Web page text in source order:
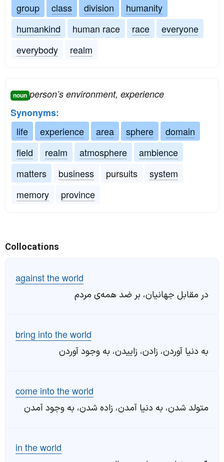
group
class division
humanity
humankind
human race race
everyone
everybody
realm
noun person’s environment, experience
Synonyms:
life
experience area sphere
domain
field
realm atmosphere
ambience
matters
business pursuits
system
memory
province
Collocations
against the world
در مقابل جهانیان، بر ضد همه‌ی مردم
bring into the world
به دنیا آوردن، زادن، زاییدن، به وجود آوردن
come into the world
متولد شدن، به دنیا آمدن، زاده شدن، به وجود آمدن
in the world